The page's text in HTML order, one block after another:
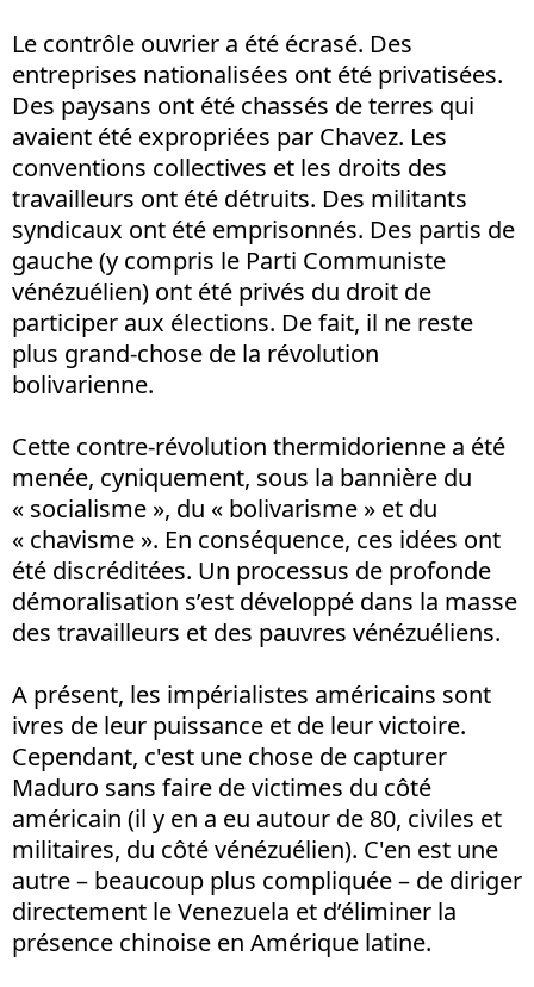
Le contrôle ouvrier a été écrasé. Des
entreprises nationalisées ont été privatisées.
Des paysans ont été chassés de terres qui
avaient été expropriées par Chavez. Les
conventions collectives et les droits des
travailleurs ont été détruits. Des militants
syndicaux ont été emprisonnés. Des partis de
gauche (y compris le Parti Communiste
vénézuélien) ont été privés du droit de
participer aux élections. De fait, il ne reste
plus grand-chose de la révolution
bolivarienne.
Cette contre-révolution thermidorienne a été
menée, cyniquement, sous la bannière du
« socialisme », du « bolivarisme » et du
« chavisme ». En conséquence, ces idées ont
été discréditées. Un processus de profonde
démoralisation s’est développé dans la masse
des travailleurs et des pauvres vénézuéliens.
A présent, les impérialistes américains sont
ivres de leur puissance et de leur victoire.
Cependant, c'est une chose de capturer
Maduro sans faire de victimes du côté
américain (il y en a eu autour de 80, civiles et
militaires, du côté vénézuélien). C'en est une
autre – beaucoup plus compliquée – de diriger
directement le Venezuela et d’éliminer la
présence chinoise en Amérique latine.